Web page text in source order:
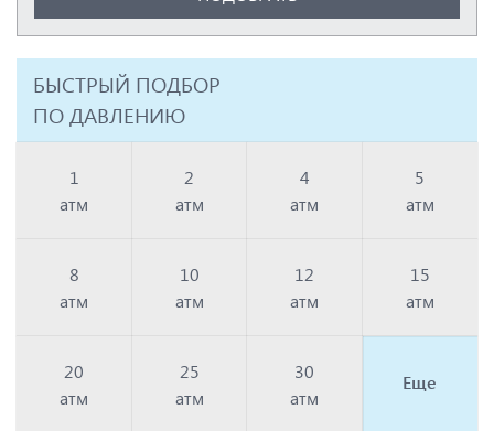
БЫСТРЫЙ ПОДБОР
ПО ДАВЛЕНИЮ
1
атм
2
атм
4
атм
5
атм
8
атм
10
атм
12
атм
15
атм
20
атм
25
атм
30
атм
Еще